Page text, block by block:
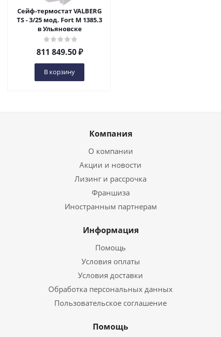
Сейф-термостат VALBERG
TS - 3/25 мод. Fort M 1385.3
в Ульяновске
811 849.50₽
В корзину
Компания
О компании
Акции и новости
Лизинг и рассрочка
Франшиза
Иностранным партнерам
Информация
Помощь
Условия оплаты
Условия доставки
Обработка персональных данных
Пользовательское соглашение
Помощь